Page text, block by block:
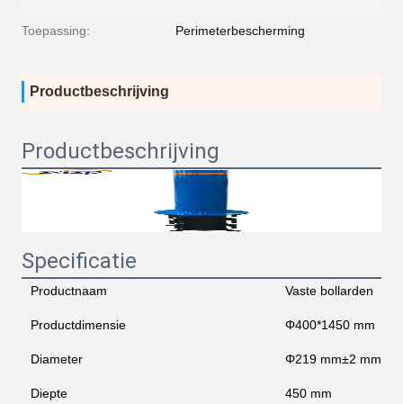
Toepassing: Perimeterbescherming
Productbeschrijving
Productbeschrijving
Specificatie
Productnaam Vaste bollarden
Productdimensie Φ400*1450 mm
Diameter Φ219 mm±2 mm
Diepte 450 mm